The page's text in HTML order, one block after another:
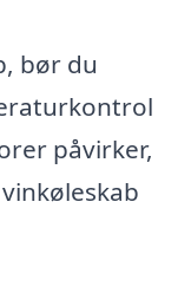
bør du
påvirker,